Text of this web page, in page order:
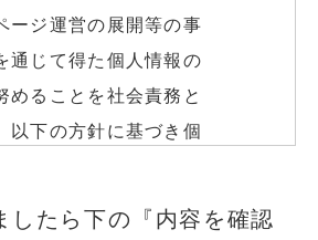
ージ運営の展開等の事
通じて得た個人情報の
めることを社会責務と
以下の方針に基づき個
は空のままにしてください
したら下の『内容を確認